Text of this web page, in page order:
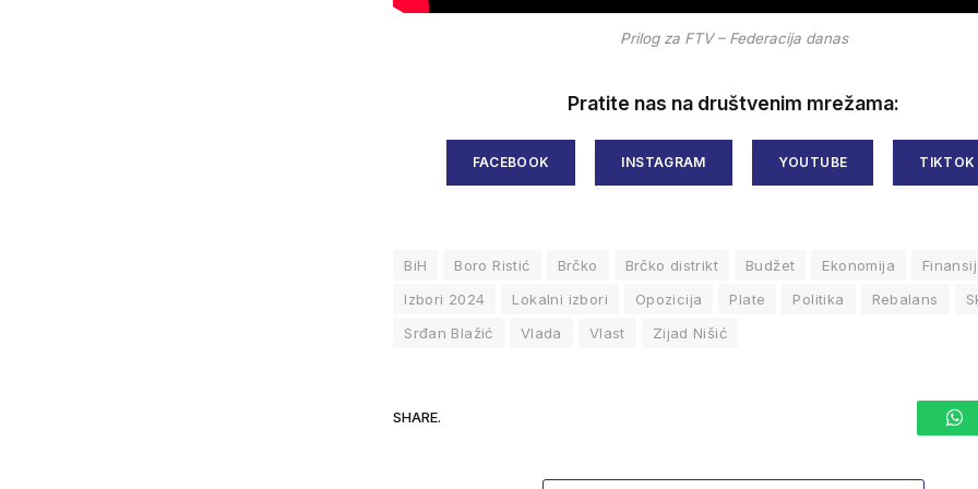
Prilog za FTV – Federacija danas
Pratite nas na društvenim mrežama:
FACEBOOK INSTAGRAM YOUTUBE TIKTOK
BiH Boro Ristić Brčko Brčko distrikt Budžet Ekonomija
Izbori 2024
Lokalni izbori Opozicija Plate Politika Rebalans
Srđan Blažić
Vlada Vlast Zijad Nišić
SHARE.